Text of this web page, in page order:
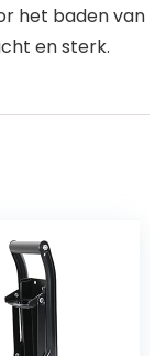
het baden van
en sterk.